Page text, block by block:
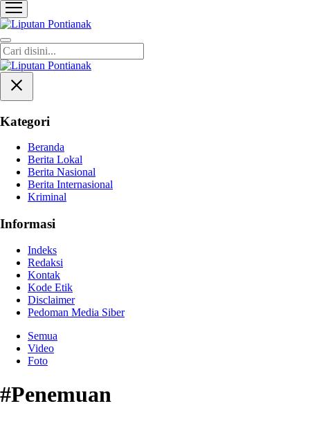
Liputan Pontianak
Berita Terkini dan TerUpdate
Kategori
Beranda
Berita Lokal
Berita Nasional
Berita Internasional
Kriminal
Informasi
Indeks
Redaksi
Kontak
Kode Etik
Disclaimer
Pedoman Media Siber
Semua
Video
Foto
#Penemuan